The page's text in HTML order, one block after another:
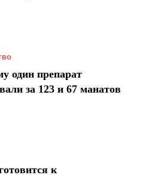
один препарат
за 123 и 67 манатов
к